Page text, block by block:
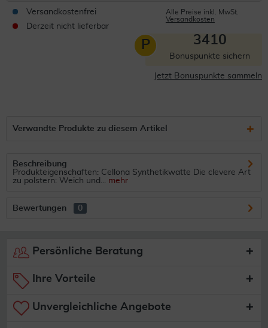
Versandkostenfrei
Derzeit nicht lieferbar
Alle Preise inkl. MwSt.
Versandkosten
P 3410
Bonuspunkte sichern
Jetzt Bonuspunkte sammeln
Verwandte Produkte zu diesem Artikel
Beschreibung
Produkteigenschaften: Cellona Synthetikwatte Die clevere Art
zu polstern: Weich und... mehr
Bewertungen 0
Persönliche Beratung
Ihre Vorteile
Unvergleichliche Angebote